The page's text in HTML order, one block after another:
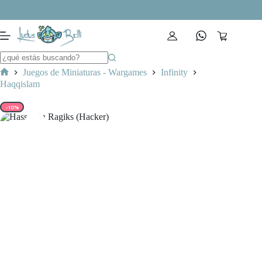
contenido
Carro
Inicio
Juegos de Miniaturas - Wargames
Infinity
Haqqislam
-10%